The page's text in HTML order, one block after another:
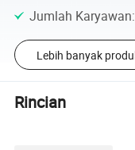
Jumlah Karyawan:
Lebih banyak
Rincian